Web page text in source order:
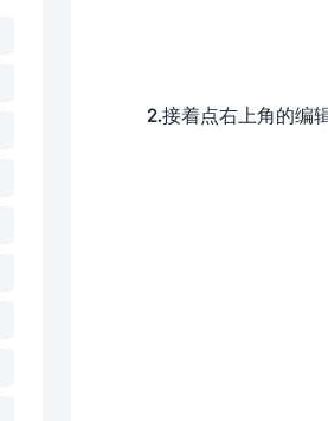
2.接着点右上角的编辑